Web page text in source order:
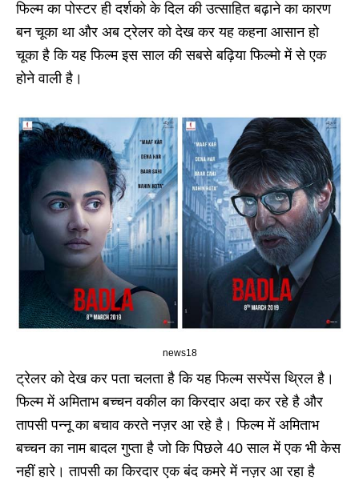
फिल्म का पोस्टर ही दर्शको के दिल की उत्साहित बढ़ाने का कारण
बन चूका था और अब ट्रेलर को देख कर यह कहना आसान हो
चूका है कि यह फिल्म इस साल की सबसे बढ़िया फिल्मो में से एक
होने वाली है।
news18
ट्रेलर को देख कर पता चलता है कि यह फिल्म सस्पेंस थ्रिल है।
फिल्म में अमिताभ बच्चन वकील का किरदार अदा कर रहे है और
तापसी पन्नू का बचाव करते नज़र आ रहे है। फिल्म में अमिताभ
बच्चन का नाम बादल गुप्ता है जो कि पिछले 40 साल में एक भी केस
नहीं हारे। तापसी का किरदार एक बंद कमरे में नज़र आ रहा है